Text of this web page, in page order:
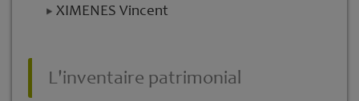
XIMENES Vincent
L'inventaire patrimonial